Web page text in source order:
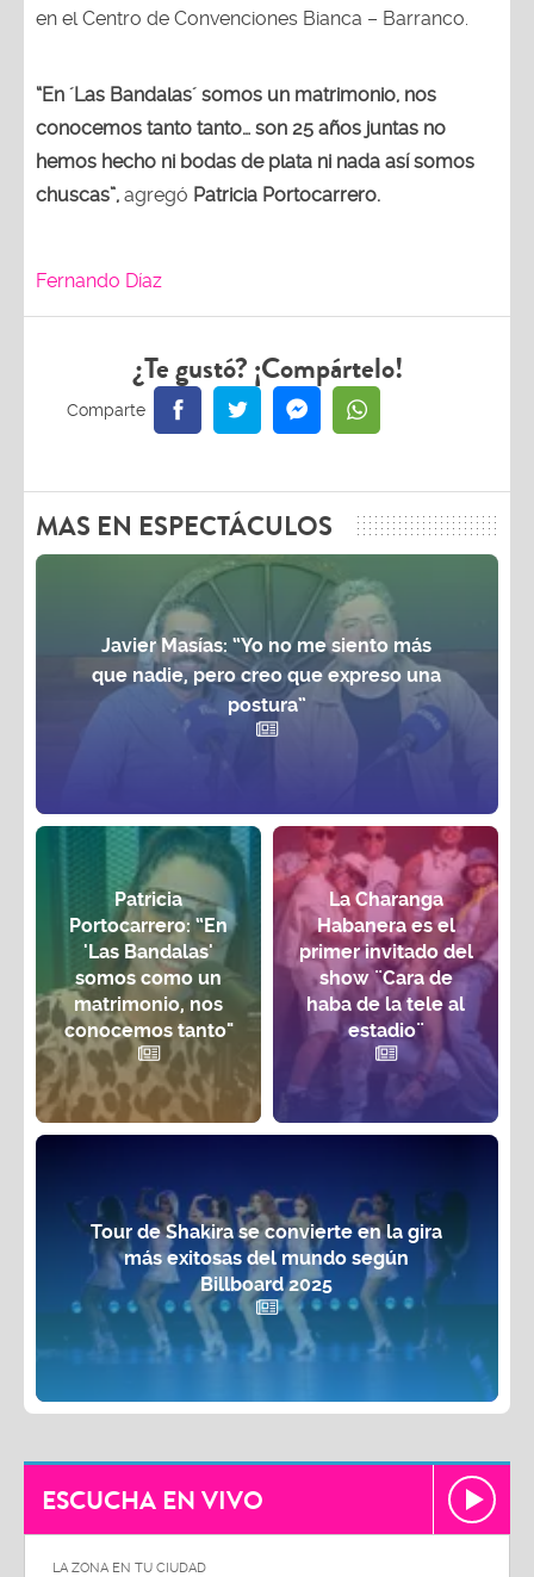
en el Centro de Convenciones Bianca – Barranco.
“En ´Las Bandalas´ somos un matrimonio, nos
conocemos tanto tanto… son 25 años juntas no
hemos hecho ni bodas de plata ni nada así somos
chuscas”, agregó Patricia Portocarrero.
Fernando Díaz
¿Te gustó? ¡Compártelo!
MAS EN ESPECTÁCULOS
Javier Masías: “Yo no me siento más
que nadie, pero creo que expreso una
postura”
Patricia
Portocarrero: “En
'Las Bandalas'
somos como un
matrimonio, nos
conocemos tanto"
La Charanga
Habanera es el
primer invitado del
show ¨Cara de
haba de la tele al
estadio¨
Tour de Shakira se convierte en la gira
más exitosas del mundo según
Billboard 2025
ESCUCHA EN VIVO
LA ZONA EN TU CIUDAD